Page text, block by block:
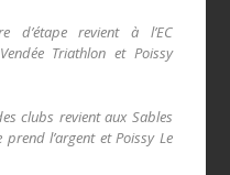
d’étape revient à l’EC
Triathlon et Poissy
clubs revient aux Sables
prend l’argent et Poissy Le